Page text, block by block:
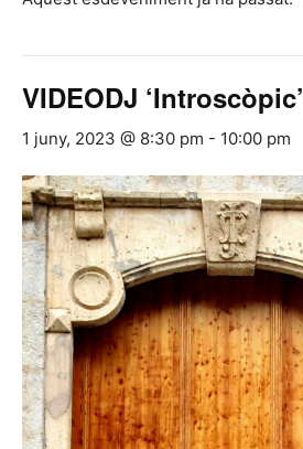
VIDEODJ ‘Introscòpic’
1 juny, 2023 @ 8:30 pm - 10:00 pm